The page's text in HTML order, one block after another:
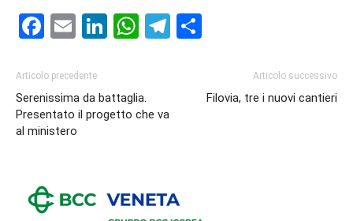
Facebook
EmailLinkedIn
WhatsApp
Telegram
Articolo precedente
Serenissima da battaglia.
Presentato il progetto che va
al ministero
Articolo successivo
Filovia, tre i nuovi cantieri